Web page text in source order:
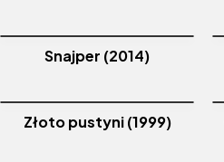
Snajper (2014)
Złoto pustyni (1999)